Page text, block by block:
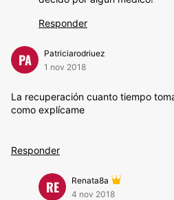
Responder
PA
Patriciarodriuez
1 nov 2018
La recuperación cuanto tiempo
como explícame
Responder
RE
Renata8a
4 nov 2018